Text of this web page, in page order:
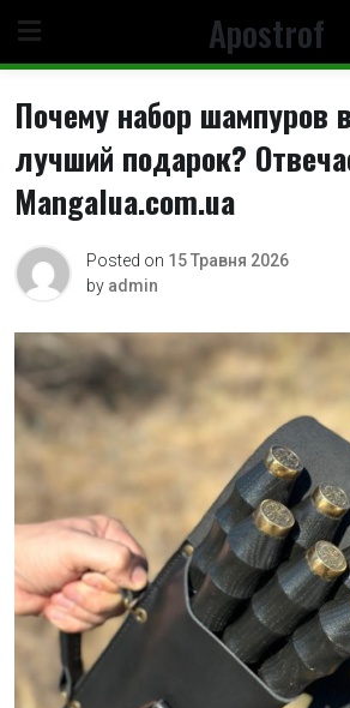
content
Apostrof
Почему набор
лучший подарок?
Mangalua.com.ua
Posted on 15 Травня 2026
by admin